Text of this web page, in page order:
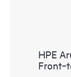
HPE